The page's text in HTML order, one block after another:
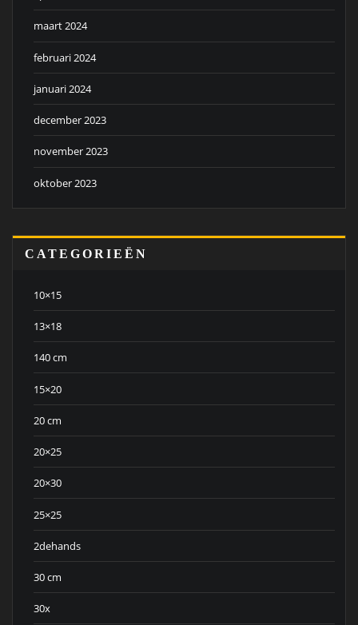
maart 2024
februari 2024
januari 2024
december 2023
november 2023
oktober 2023
CATEGORIEËN
10×15
13×18
140 cm
15×20
20 cm
20×25
20×30
25×25
2dehands
30 cm
30x